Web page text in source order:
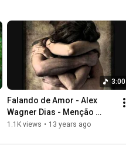
3:00
Falando de Amor - Alex
Wagner Dias - Menção
Extraordinária XXVIII
1.1K views • 13 years ago